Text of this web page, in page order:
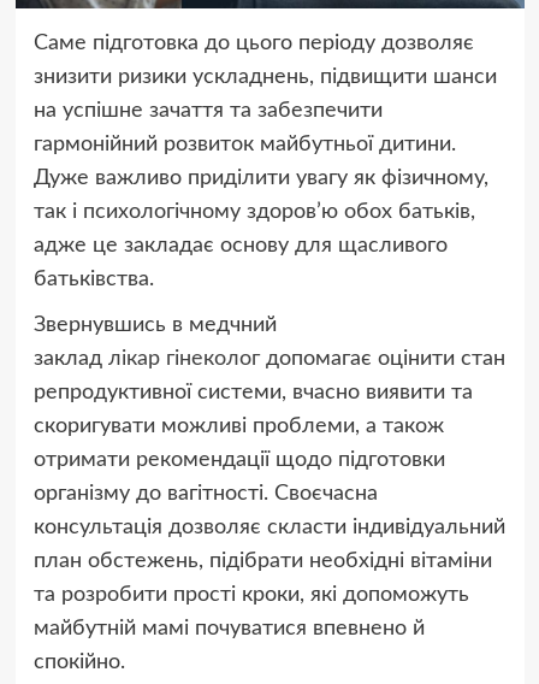
Саме підготовка до цього періоду дозволяє
знизити ризики ускладнень, підвищити шанси
на успішне зачаття та забезпечити
гармонійний розвиток майбутньої дитини.
Дуже важливо приділити увагу як фізичному,
так і психологічному здоров’ю обох батьків,
адже це закладає основу для щасливого
батьківства.
Звернувшись в медчний
заклад лікар гінекологдопомагає оцінити стан
репродуктивної системи, вчасно виявити та
скоригувати можливі проблеми, а також
отримати рекомендації щодо підготовки
організму до вагітності. Своєчасна
консультація дозволяє скласти індивідуальний
план обстежень, підібрати необхідні вітаміни
та розробити прості кроки, які допоможуть
майбутній мамі почуватися впевнено й
спокійно.